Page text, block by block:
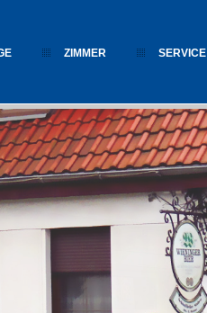
ZIMMER SERVICE